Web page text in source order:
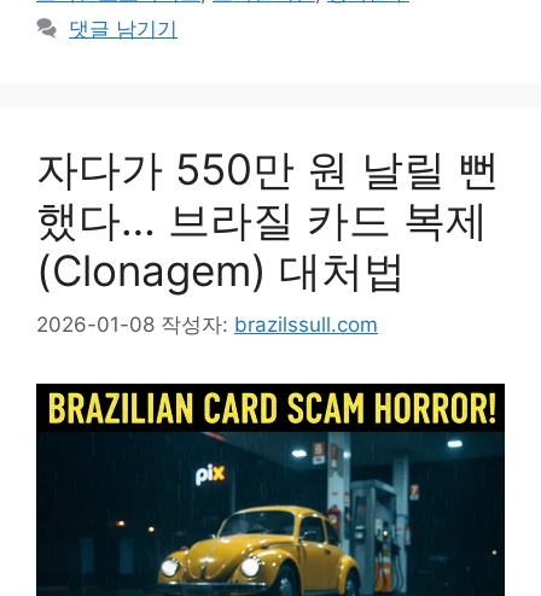
댓글 남기기
자다가 550만 원 날릴 뻔
했다… 브라질 카드 복제
(Clonagem) 대처법
2026-01-08 작성자: brazilssull.com